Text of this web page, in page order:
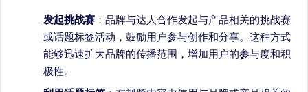
发起挑战赛 ：品牌与达人合作发起与产品相关的挑战赛
或话题标签活动，鼓励用户参与创作和分享。这种方式
能够迅速扩大品牌的传播范围，增加用户的参与度和积
极性。